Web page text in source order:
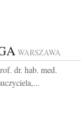
WARSZAWA
dr. hab. med.